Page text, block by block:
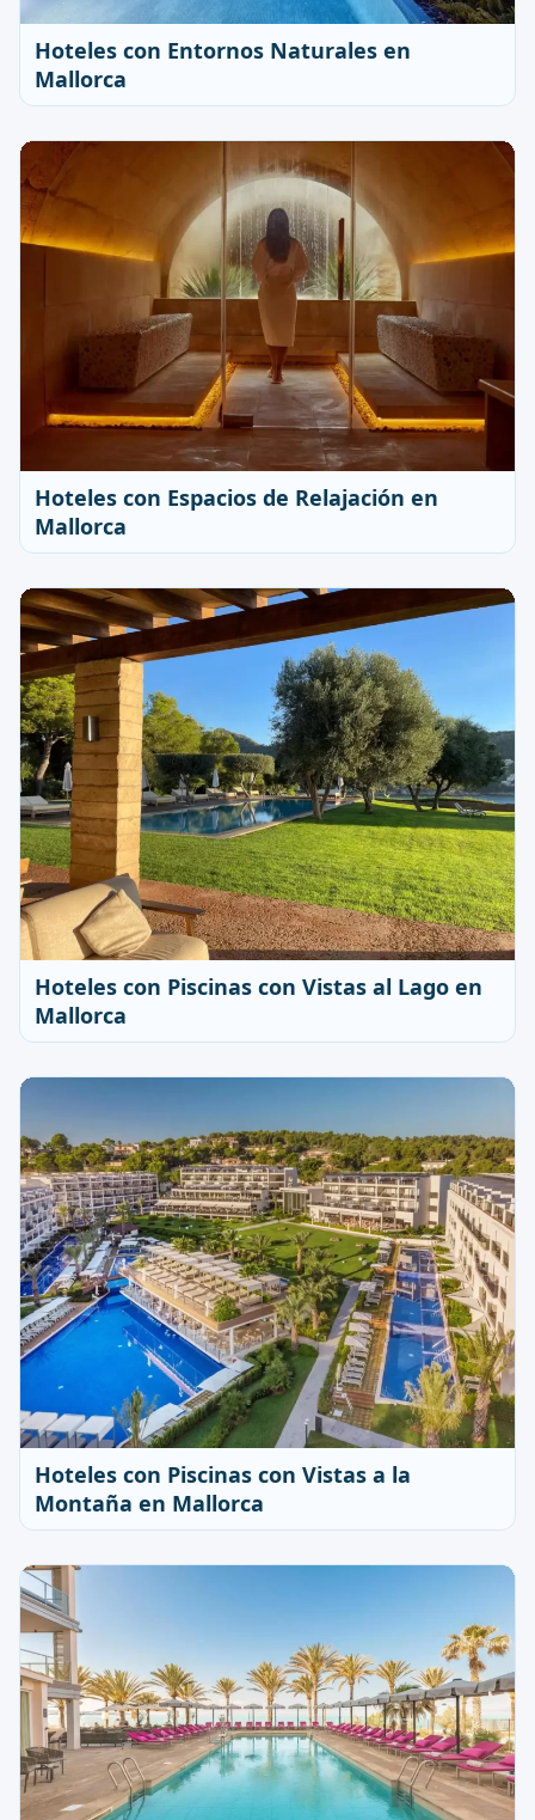
Hoteles con Entornos Naturales en
Mallorca
Hoteles con Espacios de Relajación en
Mallorca
Hoteles con Piscinas con Vistas al Lago en
Mallorca
Hoteles con Piscinas con Vistas a la
Montaña en Mallorca